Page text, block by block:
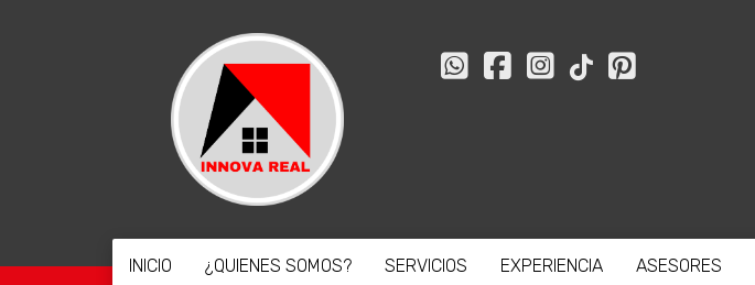
INICIO ¿QUIENES SOMOS? SERVICIOS EXPERIENCIA ASESORES